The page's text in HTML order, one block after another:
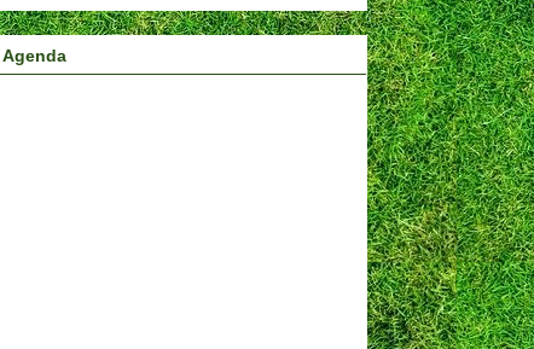
Agenda